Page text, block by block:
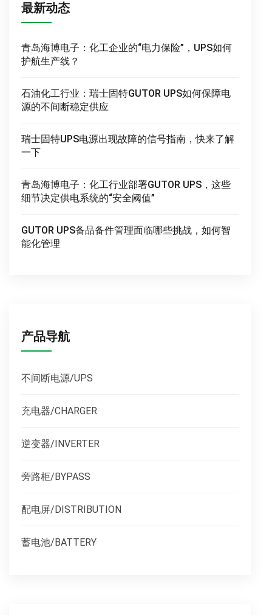
最新动态
青岛海博电子：化工企业的“电力保险”，UPS如何
护航生产线？
石油化工行业：瑞士固特GUTOR UPS如何保障电
源的不间断稳定供应
瑞士固特UPS电源出现故障的信号指南，快来了解
一下
青岛海博电子：化工行业部署GUTOR UPS，这些
细节决定供电系统的“安全阈值”
GUTOR UPS备品备件管理面临哪些挑战，如何智
能化管理
产品导航
不间断电源/UPS
充电器/CHARGER
逆变器/INVERTER
旁路柜/BYPASS
配电屏/DISTRIBUTION
蓄电池/BATTERY